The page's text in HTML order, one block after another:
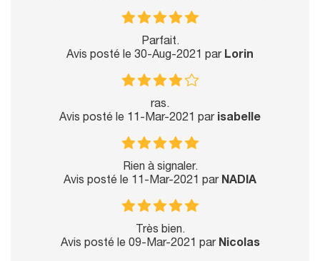
Parfait.
Avis posté le 30-Aug-2021 par Lorin
ras.
Avis posté le 11-Mar-2021 par isabelle
Rien à signaler.
Avis posté le 11-Mar-2021 par NADIA
Très bien.
Avis posté le 09-Mar-2021 par Nicolas